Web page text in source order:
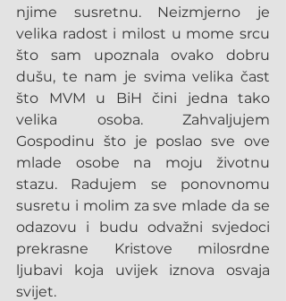
njime susretnu. Neizmjerno je
velika radost i milost u mome srcu
što sam upoznala ovako dobru
dušu, te nam je svima velika čast
što MVM u BiH čini jedna tako
velika osoba. Zahvaljujem
Gospodinu što je poslao sve ove
mlade osobe na moju životnu
stazu. Radujem se ponovnomu
susretu i molim za sve mlade da se
odazovu i budu odvažni svjedoci
prekrasne Kristove milosrdne
ljubavi koja uvijek iznova osvaja
svijet.